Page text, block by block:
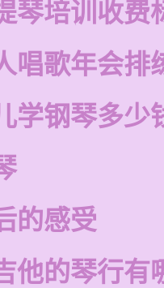
琴培训收费
唱歌年会排
学钢琴多少
的感受
他的琴行有